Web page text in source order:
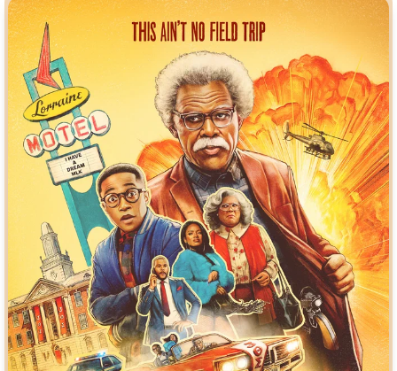
Коллекция Комикс
Маги и Волшебники Наркотики
Новогодние Основанное нареальных
событиях
Параллельные миры
ПереводГоблина
ПереводКубик в Кубе ПереводКураж-Бамбей
Пеплум Подростковаяжестокость
Постапокалипсис Призраки
Про акул Про апокалипсис
Про богатых Про богов
Про вампиров Про ведьм
Про викингов Про выживание
Про гангстеров Про гонки